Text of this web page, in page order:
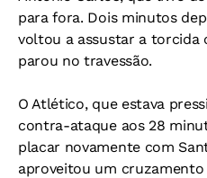
para fora. Dois minutos
voltou a assustar a torcida
parou no travessão.
O Atlético, que estava
contra-ataque aos 28
placar novamente com
aproveitou um